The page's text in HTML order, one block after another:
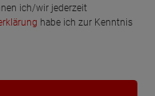
ich/wir jederzeit
habe ich zur Kenntnis